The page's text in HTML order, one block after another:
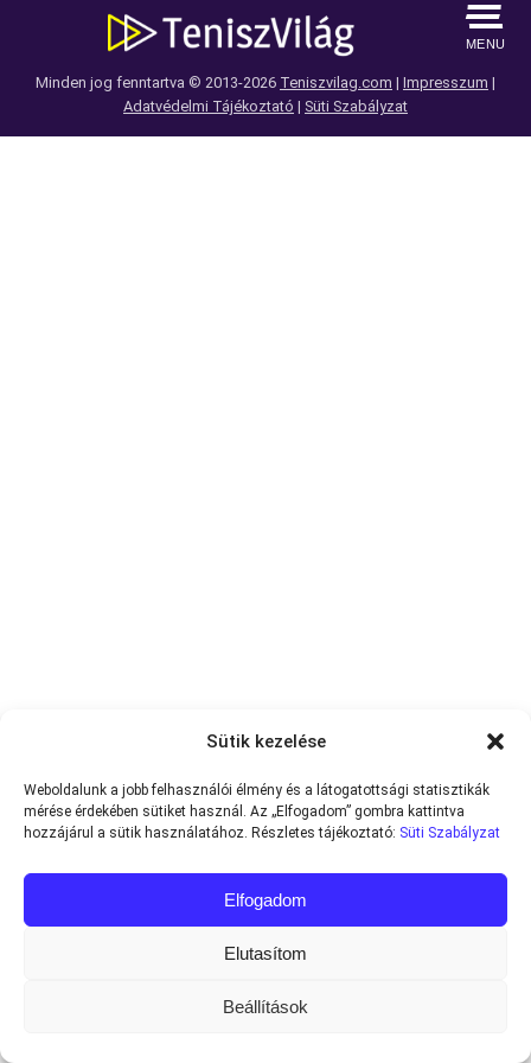
Sütik kezelése
Weboldalunk a jobb felhasználói élmény és a látogatottsági statisztikák
mérése érdekében sütiket használ. Az „Elfogadom” gombra kattintva
hozzájárul a sütik használatához. Részletes tájékoztató: Süti Szabályzat
Elfogadom
Elutasítom
Beállítások
MENU
Minden jog fenntartva © 2013-2026 Teniszvilag.com | Impresszum |
Adatvédelmi Tájékoztató | Süti Szabályzat